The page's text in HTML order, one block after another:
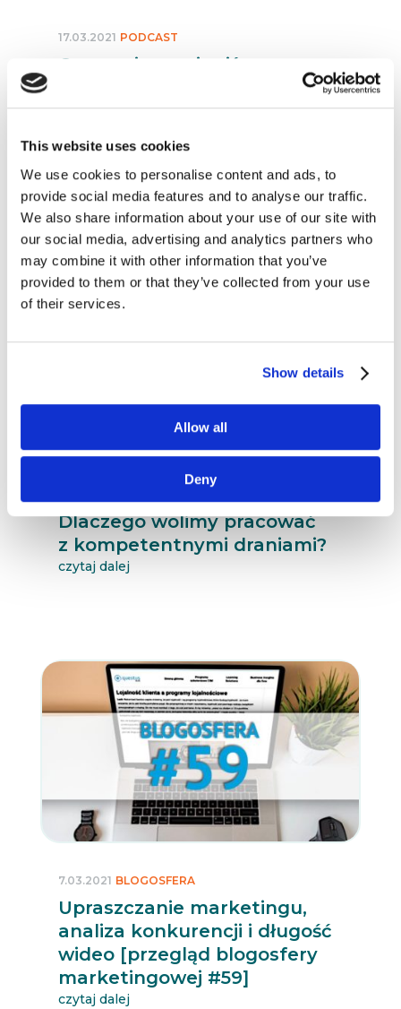
This website uses cookies
We use cookies to personalise content and ads, to
provide social media features and to analyse our traffic.
We also share information about your use of our site with
our social media, advertising and analytics partners who
may combine it with other information that you’ve
provided to them or that they’ve collected from your use
of their services.
Show details
Allow all
Deny
Czego nie powinniśmy
Wywiad z dr Julią Kołodko-
podcast]
17.03.2021 PODCAST
czytaj dalej
Dlaczego wolimy pracować
z kompetentnymi draniami?
czytaj dalej
Upraszczanie marketingu,
analiza konkurencji i długość
wideo [przegląd blogosfery
marketingowej #59]
7.03.2021 BLOGOSFERA
czytaj dalej